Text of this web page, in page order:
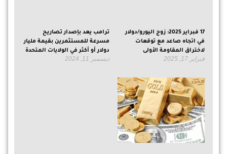
17 فبراير 2025: زوج اليورو/دولار
في اتجاه صاعد مع توقعات
لاختراق المقاومة الأولى
فبراير 17, 2025
ترامب يعد بإصدار تصاريح
مسرعة للمستثمرين بقيمة مليار
دولار أو أكثر في الولايات المتحدة
ديسمبر 11, 2024